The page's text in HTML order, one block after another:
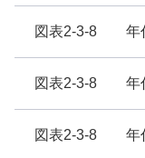
図表2-3-8 年代
図表2-3-8 年
図表2-3-8 年